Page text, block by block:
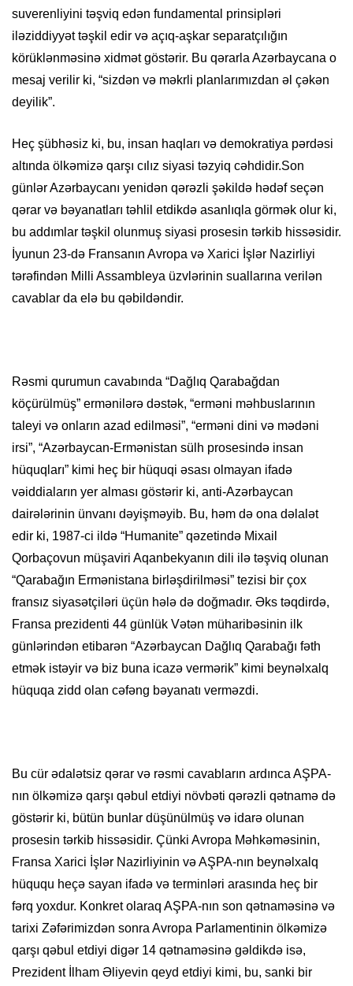
suverenliyini təşviq edən fundamental prinsipləri
iləziddiyyət təşkil edir və açıq-aşkar separatçılığın
körüklənməsinə xidmət göstərir. Bu qərarla Azərbaycana o
mesaj verilir ki, “sizdən və məkrli planlarımızdan əl çəkən
deyilik”.
Heç şübhəsiz ki, bu, insan haqları və demokratiya pərdəsi
altında ölkəmizə qarşı cılız siyasi təzyiq cəhdidir.Son
günlər Azərbaycanı yenidən qərəzli şəkildə hədəf seçən
qərar və bəyanatları təhlil etdikdə asanlıqla görmək olur ki,
bu addımlar təşkil olunmuş siyasi prosesin tərkib hissəsidir.
İyunun 23-də Fransanın Avropa və Xarici İşlər Nazirliyi
tərəfindən Milli Assambleya üzvlərinin suallarına verilən
cavablar da elə bu qəbildəndir.
Rəsmi qurumun cavabında “Dağlıq Qarabağdan
köçürülmüş” ermənilərə dəstək, “erməni məhbuslarının
taleyi və onların azad edilməsi”, “erməni dini və mədəni
irsi”, “Azərbaycan-Ermənistan sülh prosesində insan
hüquqları” kimi heç bir hüquqi əsası olmayan ifadə
vəiddiaların yer alması göstərir ki, anti-Azərbaycan
dairələrinin ünvanı dəyişməyib. Bu, həm də ona dəlalət
edir ki, 1987-ci ildə “Humanite” qəzetində Mixail
Qorbaçovun müşaviri Aqanbekyanın dili ilə təşviq olunan
“Qarabağın Ermənistana birləşdirilməsi” tezisi bir çox
fransız siyasətçiləri üçün hələ də doğmadır. Əks təqdirdə,
Fransa prezidenti 44 günlük Vətən müharibəsinin ilk
günlərindən etibarən “Azərbaycan Dağlıq Qarabağı fəth
etmək istəyir və biz buna icazə vermərik” kimi beynəlxalq
hüquqa zidd olan cəfəng bəyanatı verməzdi.
Bu cür ədalətsiz qərar və rəsmi cavabların ardınca AŞPA-
nın ölkəmizə qarşı qəbul etdiyi növbəti qərəzli qətnamə də
göstərir ki, bütün bunlar düşünülmüş və idarə olunan
prosesin tərkib hissəsidir. Çünki Avropa Məhkəməsinin,
Fransa Xarici İşlər Nazirliyinin və AŞPA-nın beynəlxalq
hüququ heçə sayan ifadə və terminləri arasında heç bir
fərq yoxdur. Konkret olaraq AŞPA-nın son qətnaməsinə və
tarixi Zəfərimizdən sonra Avropa Parlamentinin ölkəmizə
qarşı qəbul etdiyi digər 14 qətnaməsinə gəldikdə isə,
Prezident İlham Əliyevin qeyd etdiyi kimi, bu, sanki bir